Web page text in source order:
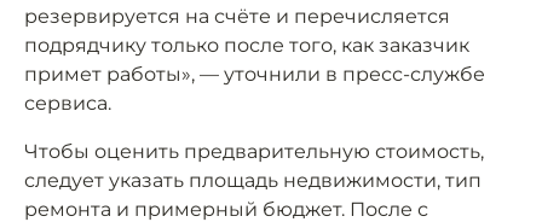
резервируется на счёте и перечисляется
подрядчику только после того, как заказчик
примет работы», — уточнили в пресс-службе
сервиса.
Чтобы оценить предварительную стоимость,
следует указать площадь недвижимости, тип
ремонта и примерный бюджет. После с